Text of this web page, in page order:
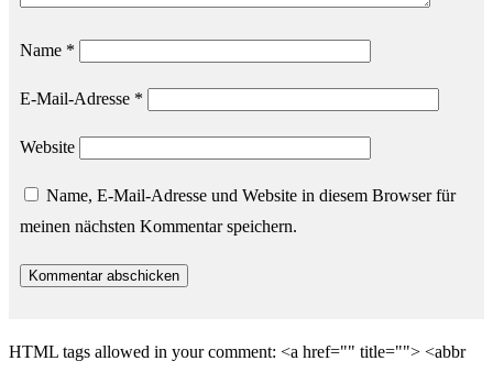
Name *
E-Mail-Adresse *
Website
Name, E-Mail-Adresse und Website in diesem Browser für
meinen nächsten Kommentar speichern.
HTML tags allowed in your comment: <a href="" title=""> <abbr